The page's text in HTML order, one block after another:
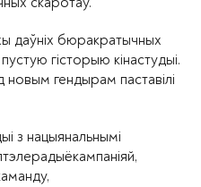
даўніх бюракратычных
гісторыю кінастудыі.
гендырам паставілі
з нацыянальнымі